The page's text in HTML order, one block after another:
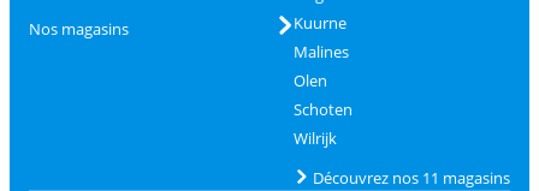
Nos magasins
Kuurne
Malines
Olen
Schoten
Wilrijk
Découvrez nos 11 magasins